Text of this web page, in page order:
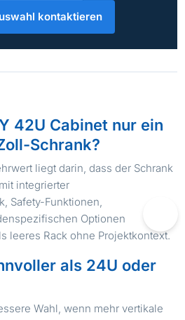
kontaktieren
42U Cabinet nur ein
Schrank?
liegt darin, dass der Schrank
integrierter
Safety-Funktionen,
Optionen
leeres Rack ohne Projektkontext.
als 24U oder
Wahl, wenn mehr vertikale